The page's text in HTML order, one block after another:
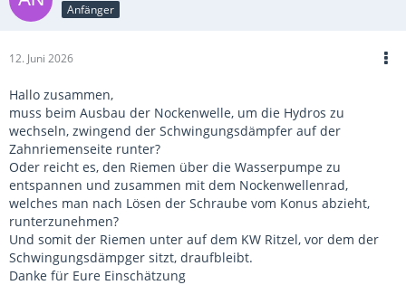
Anfänger
12. Juni 2026
Hallo zusammen,
muss beim Ausbau der Nockenwelle, um die Hydros zu
wechseln, zwingend der Schwingungsdämpfer auf der
Zahnriemenseite runter?
Oder reicht es, den Riemen über die Wasserpumpe zu
entspannen und zusammen mit dem Nockenwellenrad,
welches man nach Lösen der Schraube vom Konus abzieht,
runterzunehmen?
Und somit der Riemen unter auf dem KW Ritzel, vor dem der
Schwingungsdämpger sitzt, draufbleibt.
Danke für Eure Einschätzung